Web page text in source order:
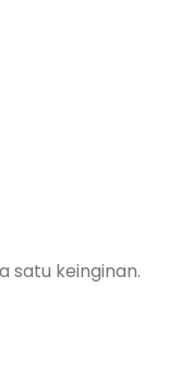
satu keinginan.